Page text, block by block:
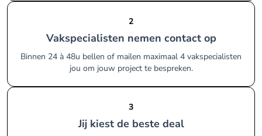
2
Vakspecialisten nemen contact op
Binnen 24 à 48u bellen of mailen maximaal 4 vakspecialisten
jou om jouw project te bespreken.
3
Jij kiest de beste deal